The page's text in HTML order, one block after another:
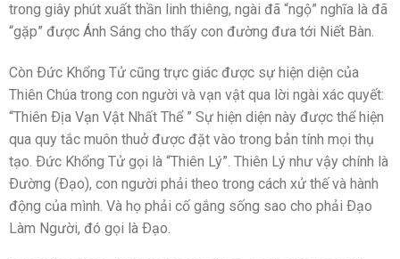
trong giây phút xuất thần linh thiêng, ngài đã “ngộ” nghĩa là đã
“gặp” được Ánh Sáng cho thấy con đường đưa tới Niết Bàn.
Còn Ðức Khổng Tử cũng trực giác được sự hiện diện của
Thiên Chúa trong con người và vạn vật qua lời ngài xác quyết:
“Thiên Ðịa Vạn Vật Nhất Thể ” Sự hiện diện này được thể hiện
qua quy tắc muôn thuở được đặt vào trong bản tính mọi thụ
tạo. Ðức Khổng Tử gọi là “Thiên Lý”. Thiên Lý như vậy chính là
Ðường (Ðạo), con người phải theo trong cách xử thế và hành
động của mình. Và họ phải cố gắng sống sao cho phải Ðạo
Làm Người, đó gọi là Ðạo.